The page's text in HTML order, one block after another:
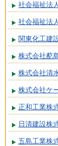
社会福祉法
社会福祉法
関東化工建
株式会社蓜
株式会社清
株式会社ケ
正和工業株
日清建設株
五島工業株